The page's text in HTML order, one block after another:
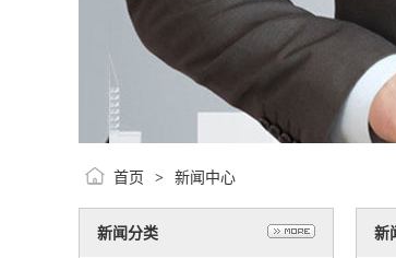
首页 > 新闻中心
新闻分类 新